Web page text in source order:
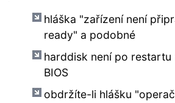
hláška "zařízení není
ready" a podobné
harddisk není po
BIOS
obdržíte-li hlášku